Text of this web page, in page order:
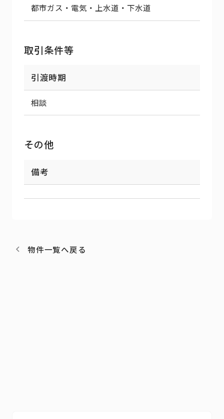
都市ガス・電気・上水道・下水道
取引条件等
引渡時期
相談
その他
備考
物件一覧へ戻る